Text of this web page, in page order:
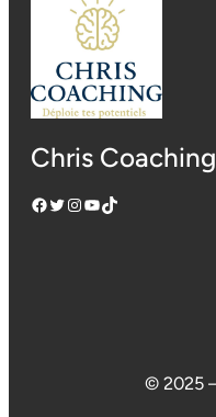
Chris Coaching
Facebook Twitter InstagramYouTube TikTok
© 2025